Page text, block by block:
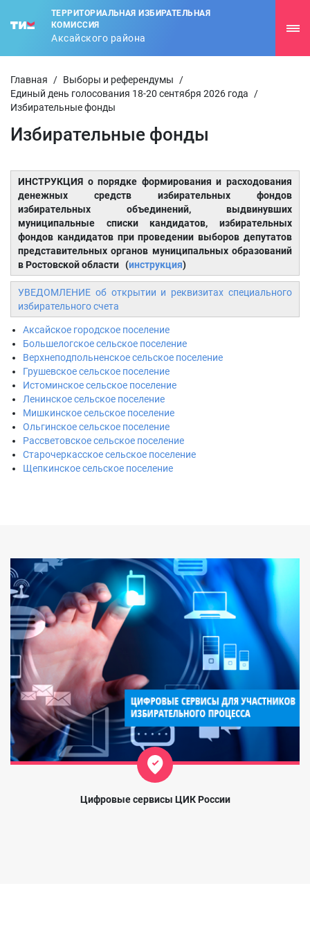
ТЕРРИТОРИАЛЬНАЯ ИЗБИРАТЕЛЬНАЯ
КОМИССИЯ
Аксайского района
Главная / Выборы и референдумы
/
Единый день голосования 18-20 сентября 2026 года
/
Избирательные фонды
Избирательные фонды
ИНСТРУКЦИЯ о порядке формирования и расходования
денежных средств избирательных фондов
избирательных объединений, выдвинувших
муниципальные списки кандидатов, избирательных
фондов кандидатов при проведении выборов депутатов
представительных органов муниципальных образований
в Ростовской области (инструкция)
УВЕДОМЛЕНИЕ об открытии и реквизитах специального
избирательного счета
Аксайское городское поселение
Большелогское сельское поселение
Верхнеподпольненское сельское поселение
Грушевское сельское поселение
Истоминское сельское поселение
Ленинское сельское поселение
Мишкинское сельское поселение
Ольгинское сельское поселение
Рассветовское сельское поселение
Старочеркасское сельское поселение
Щепкинское сельское поселение
Цифровые сервисы ЦИК России